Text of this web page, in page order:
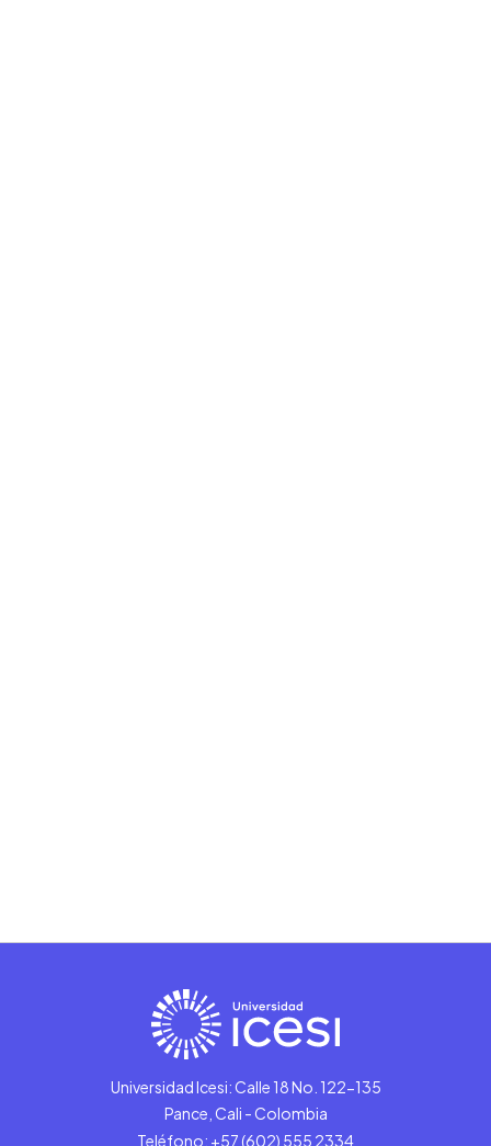
Universidad Icesi: Calle 18 No. 122-135
Pance, Cali - Colombia
Teléfono: +57 (602) 555 2334